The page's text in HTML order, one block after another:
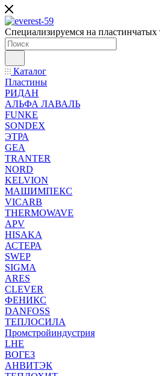
Специализируемся на
Каталог
Пластины
РИДАН
АЛЬФА ЛАВАЛЬ
FUNKE
SONDEX
ЭТРА
GEA
TRANTER
NORD
KELVION
МАШИМПЕКС
VICARB
THERMOWAVE
APV
HISAKA
АСТЕРА
SWEP
SIGMA
ARES
CLEVER
ФЕНИКС
DANFOSS
ТЕПЛОСИЛА
Промстройиндустрия
LHE
ВОГЕЗ
АНВИТЭК